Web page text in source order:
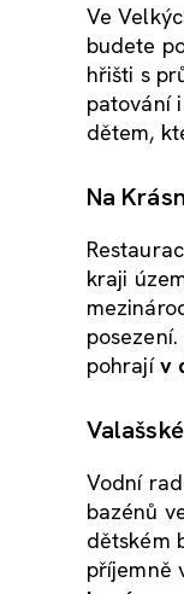
Ve
budete
hřišti s
patování
dětem,
Na
kraji
pohrajív
Vodní
bazénů
dětském
příjemně